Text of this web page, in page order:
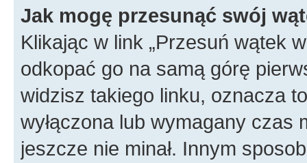
Jak mogę przesunąć swój
Klikając w link „Przesuń wątek
odkopać go na samą górę
widzisz takiego linku, oznacza
wyłączona lub wymagany czas
jeszcze nie minał. Innym